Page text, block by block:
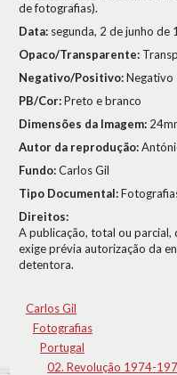
de fotografias).
Data: segunda, 2 de junho de
Opaco/Transparente:
Negativo/Positivo:Negativo
PB/Cor:Preto e branco
Dimensões da Imagem:
Autor da reprodução:
Fundo:Carlos Gil
Tipo Documental:
Direitos:
A publicação, total ou parcial,
exige prévia autorização da
detentora.
Carlos Gil
Fotografias
Portugal
02. Revolução 1974-